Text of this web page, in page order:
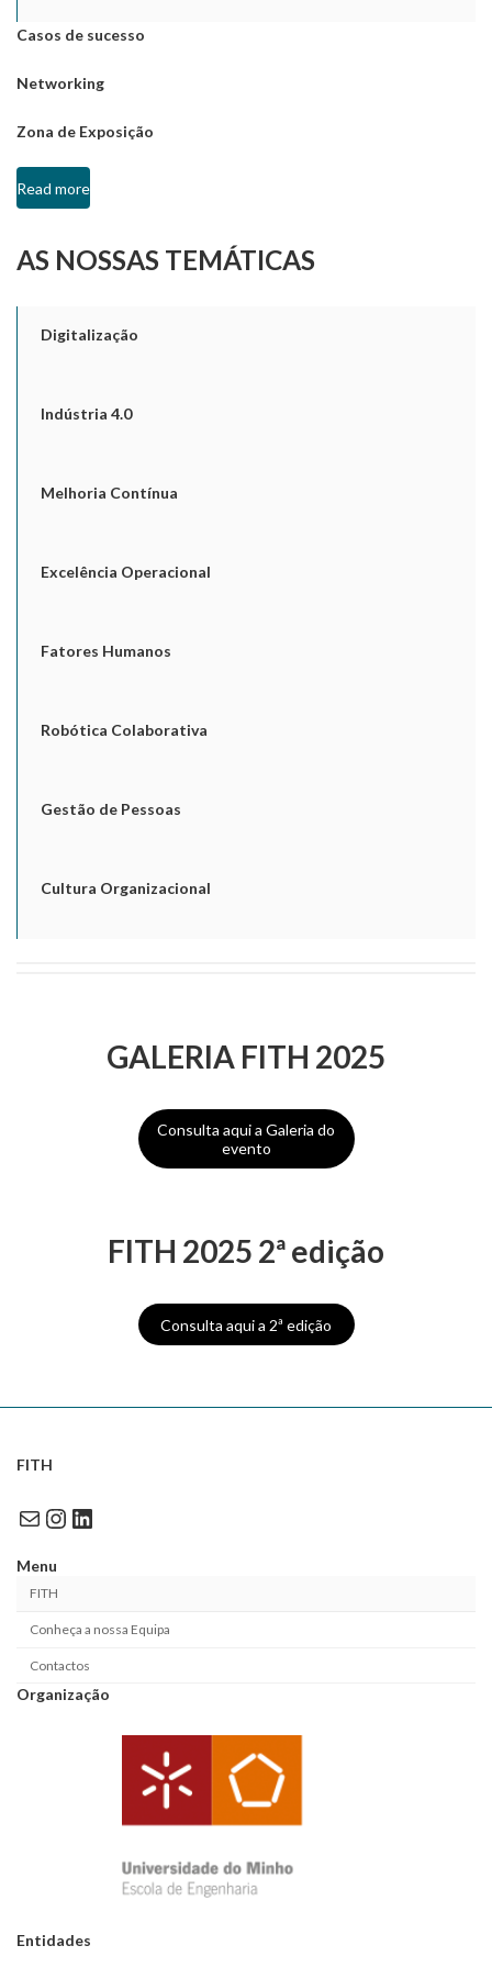
Casos de sucesso
Networking
Zona de Exposição
Read more
AS NOSSAS TEMÁTICAS
Digitalização
Indústria 4.0
Melhoria Contínua
Excelência Operacional
Fatores Humanos
Robótica Colaborativa
Gestão de Pessoas
Cultura Organizacional
GALERIA FITH 2025
Consulta aqui a Galeria do
evento
FITH 2025 2ª edição
Consulta aqui a 2ª edição
FITH
MailInstagram
LinkedIn
Menu
FITH
Conheça a nossa Equipa
Contactos
Organização
Entidades